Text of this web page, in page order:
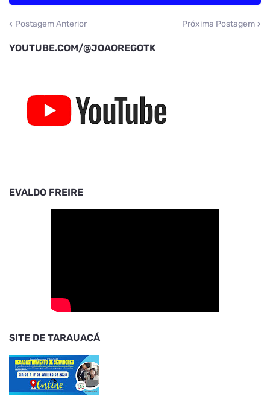
Postagem Anterior Próxima Postagem
YOUTUBE.COM/@JOAOREGOTK
EVALDO FREIRE
SITE DE TARAUACÁ